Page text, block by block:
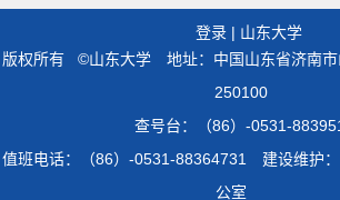
登录 | 山东大学
版权所有 ©山东大学 地址：中国山东省济南市
250100
查号台：（86）-0531-
值班电话：（86）-0531-88364731 建设维护
公室